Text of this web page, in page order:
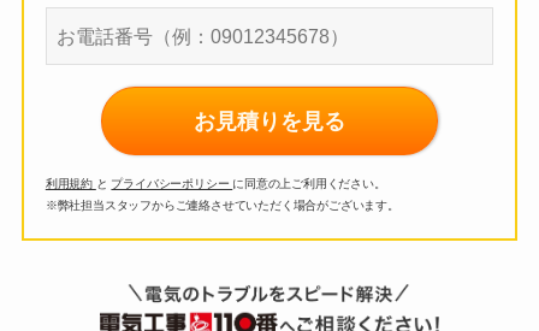
お見積りを見る
利用規約 と プライバシーポリシー に同意の上ご利用ください。
※弊社担当スタッフからご連絡させていただく場合がございます。